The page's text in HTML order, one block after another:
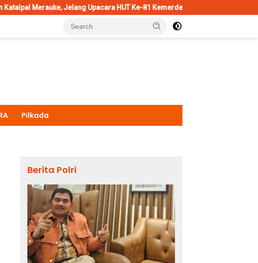
Upacara HUT Ke-81 Kemerdekaan RI Penggantian Kapolri
Pilkada
Berita Polri